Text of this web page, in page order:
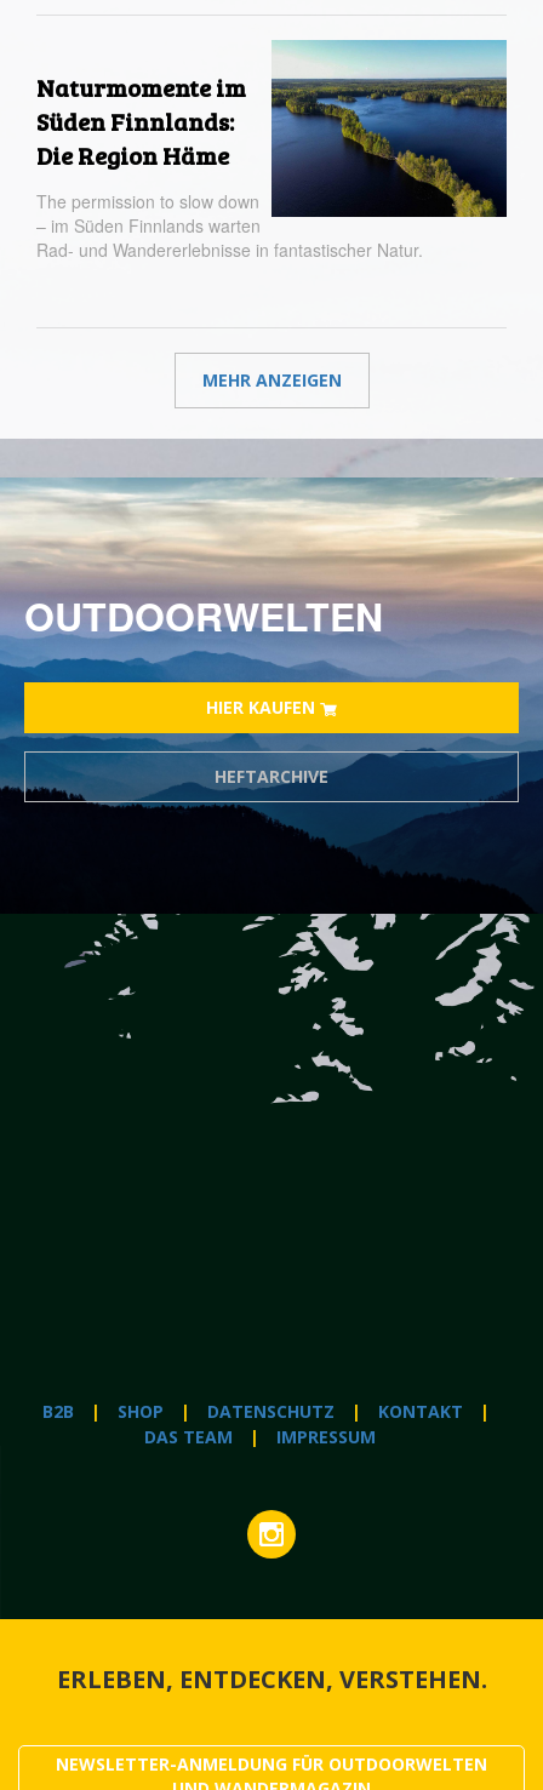
Naturmomente im
Süden Finnlands:
Die Region Häme
The permission to slow down
– im Süden Finnlands warten
Rad- und Wandererlebnisse in fantastischer Natur.
MEHR ANZEIGEN
OUTDOORWELTEN
HIER KAUFEN
HEFTARCHIVE
B2B SHOP DATENSCHUTZ
KONTAKT
DAS TEAM
IMPRESSUM
ERLEBEN, ENTDECKEN, VERSTEHEN.
NEWSLETTER-ANMELDUNG FÜR OUTDOORWELTEN